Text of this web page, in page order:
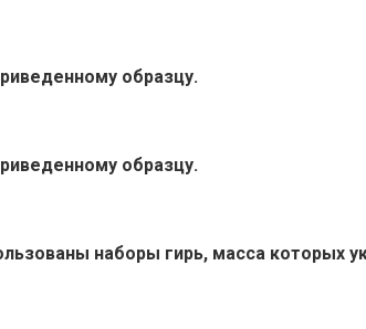
образцу.
образцу.
наборы гирь, масса которых